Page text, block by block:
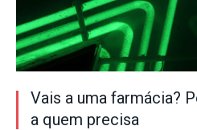
Vais a uma farmácia?
a quem precisa